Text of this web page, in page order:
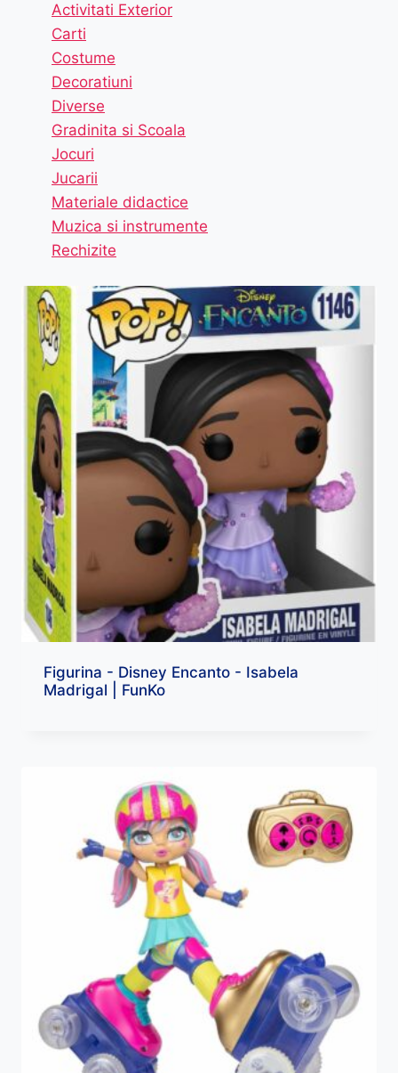
Activitati Exterior
Carti
Costume
Decoratiuni
Diverse
Gradinita si Scoala
Jocuri
Jucarii
Materiale didactice
Muzica si instrumente
Rechizite
Figurina - Disney Encanto - Isabela
Madrigal | FunKo